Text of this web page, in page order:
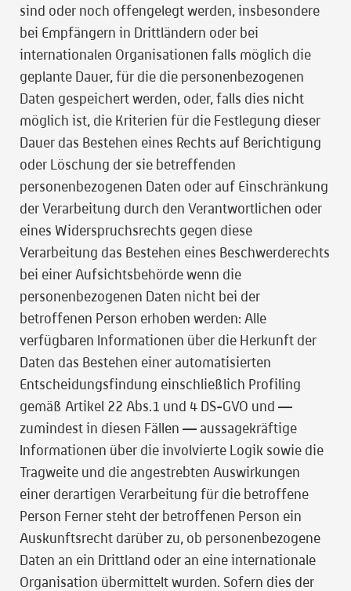
sind oder noch offengelegt werden, insbesondere
bei Empfängern in Drittländern oder bei
internationalen Organisationen falls möglich die
geplante Dauer, für die die personenbezogenen
Daten gespeichert werden, oder, falls dies nicht
möglich ist, die Kriterien für die Festlegung dieser
Dauer das Bestehen eines Rechts auf Berichtigung
oder Löschung der sie betreffenden
personenbezogenen Daten oder auf Einschränkung
der Verarbeitung durch den Verantwortlichen oder
eines Widerspruchsrechts gegen diese
Verarbeitung das Bestehen eines Beschwerderechts
bei einer Aufsichtsbehörde wenn die
personenbezogenen Daten nicht bei der
betroffenen Person erhoben werden: Alle
verfügbaren Informationen über die Herkunft der
Daten das Bestehen einer automatisierten
Entscheidungsfindung einschließlich Profiling
gemäß Artikel 22 Abs.1 und 4 DS-GVO und —
zumindest in diesen Fällen — aussagekräftige
Informationen über die involvierte Logik sowie die
Tragweite und die angestrebten Auswirkungen
einer derartigen Verarbeitung für die betroffene
Person Ferner steht der betroffenen Person ein
Auskunftsrecht darüber zu, ob personenbezogene
Daten an ein Drittland oder an eine internationale
Organisation übermittelt wurden. Sofern dies der